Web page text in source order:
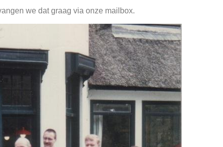
we dat graag via onze mailbox.